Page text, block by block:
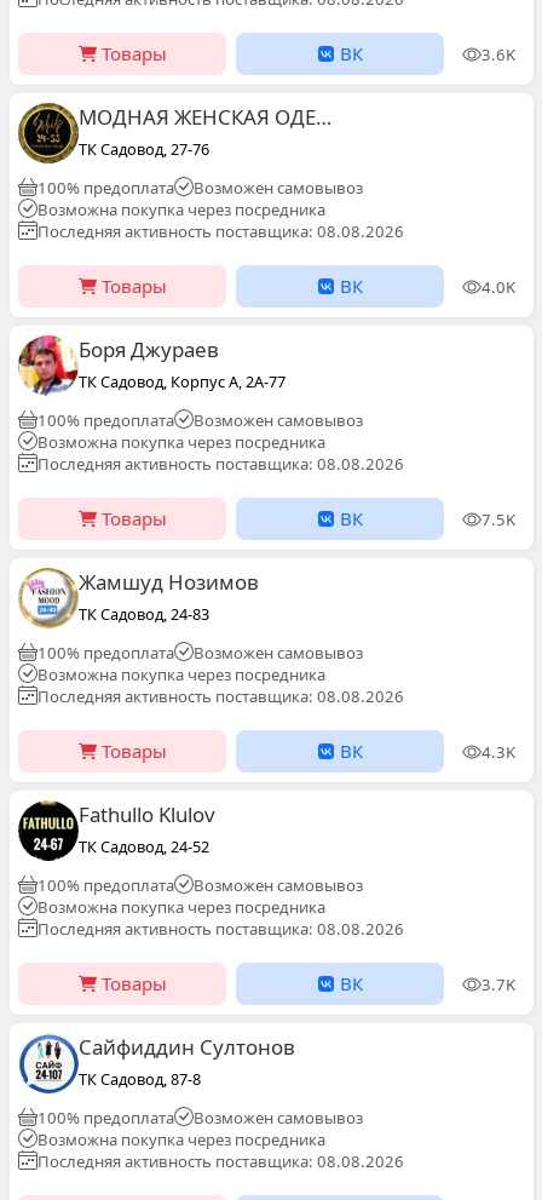
Товары ВК 3.6K
МОДНАЯ ЖЕНСКАЯ ОДЕЖДА САДОВОД 24-53
ТК Садовод, 27-76
100% предоплата
Возможен самовывоз
Возможна покупка через посредника
Последняя активность поставщика: 08.08.2026
Товары ВК 4.0K
Боря Джураев
ТК Садовод, Корпус А, 2А-77
100% предоплата
Возможен самовывоз
Возможна покупка через посредника
Последняя активность поставщика: 08.08.2026
Товары ВК 7.5K
Жамшуд Нозимов
ТК Садовод, 24-83
100% предоплата
Возможен самовывоз
Возможна покупка через посредника
Последняя активность поставщика: 08.08.2026
Товары ВК 4.3K
Fathullo Klulov
ТК Садовод, 24-52
100% предоплата
Возможен самовывоз
Возможна покупка через посредника
Последняя активность поставщика: 08.08.2026
Товары ВК 3.7K
Сайфиддин Султонов
ТК Садовод, 87-8
100% предоплата
Возможен самовывоз
Возможна покупка через посредника
Последняя активность поставщика: 08.08.2026